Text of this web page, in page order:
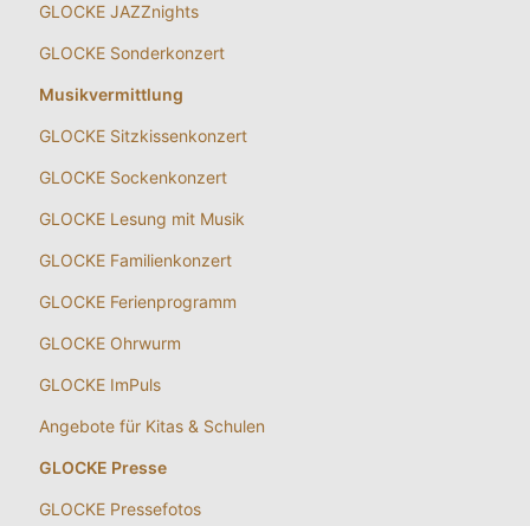
GLOCKE JAZZnights
GLOCKE Sonderkonzert
Musikvermittlung
GLOCKE Sitzkissenkonzert
GLOCKE Sockenkonzert
GLOCKE Lesung mit Musik
GLOCKE Familienkonzert
GLOCKE Ferienprogramm
GLOCKE Ohrwurm
GLOCKE ImPuls
Angebote für Kitas & Schulen
GLOCKE Presse
GLOCKE Pressefotos